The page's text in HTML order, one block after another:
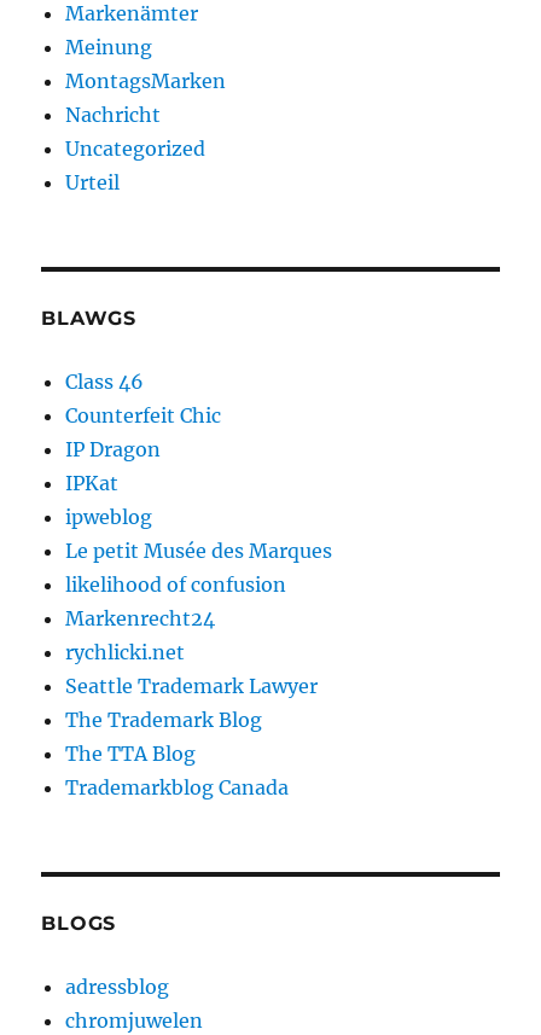
Markenämter
Meinung
MontagsMarken
Nachricht
Uncategorized
Urteil
BLAWGS
Class 46
Counterfeit Chic
IP Dragon
IPKat
ipweblog
Le petit Musée des Marques
likelihood of confusion
Markenrecht24
rychlicki.net
Seattle Trademark Lawyer
The Trademark Blog
The TTA Blog
Trademarkblog Canada
BLOGS
adressblog
chromjuwelen